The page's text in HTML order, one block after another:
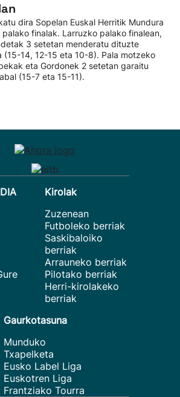
dira Sopelan Euskal Herritik Mundura
finalak. Larruzko palako finalean,
3 setetan menderatu dituzte
(15-14, 12-15 eta 10-8). Pala motzeko
eta Gordonek 2 setetan garaitu
(15-7 eta 15-11).
Kirolak
Zuzenean
Futboleko berriak
Saskibaloiko
berriak
Arrauneko berriak
Pilotako berriak
Herri-kirolakeko
berriak
Gaurkotasuna
Munduko
Txapelketa
Eusko Label Liga
Euskotren Liga
Frantziako Tourra